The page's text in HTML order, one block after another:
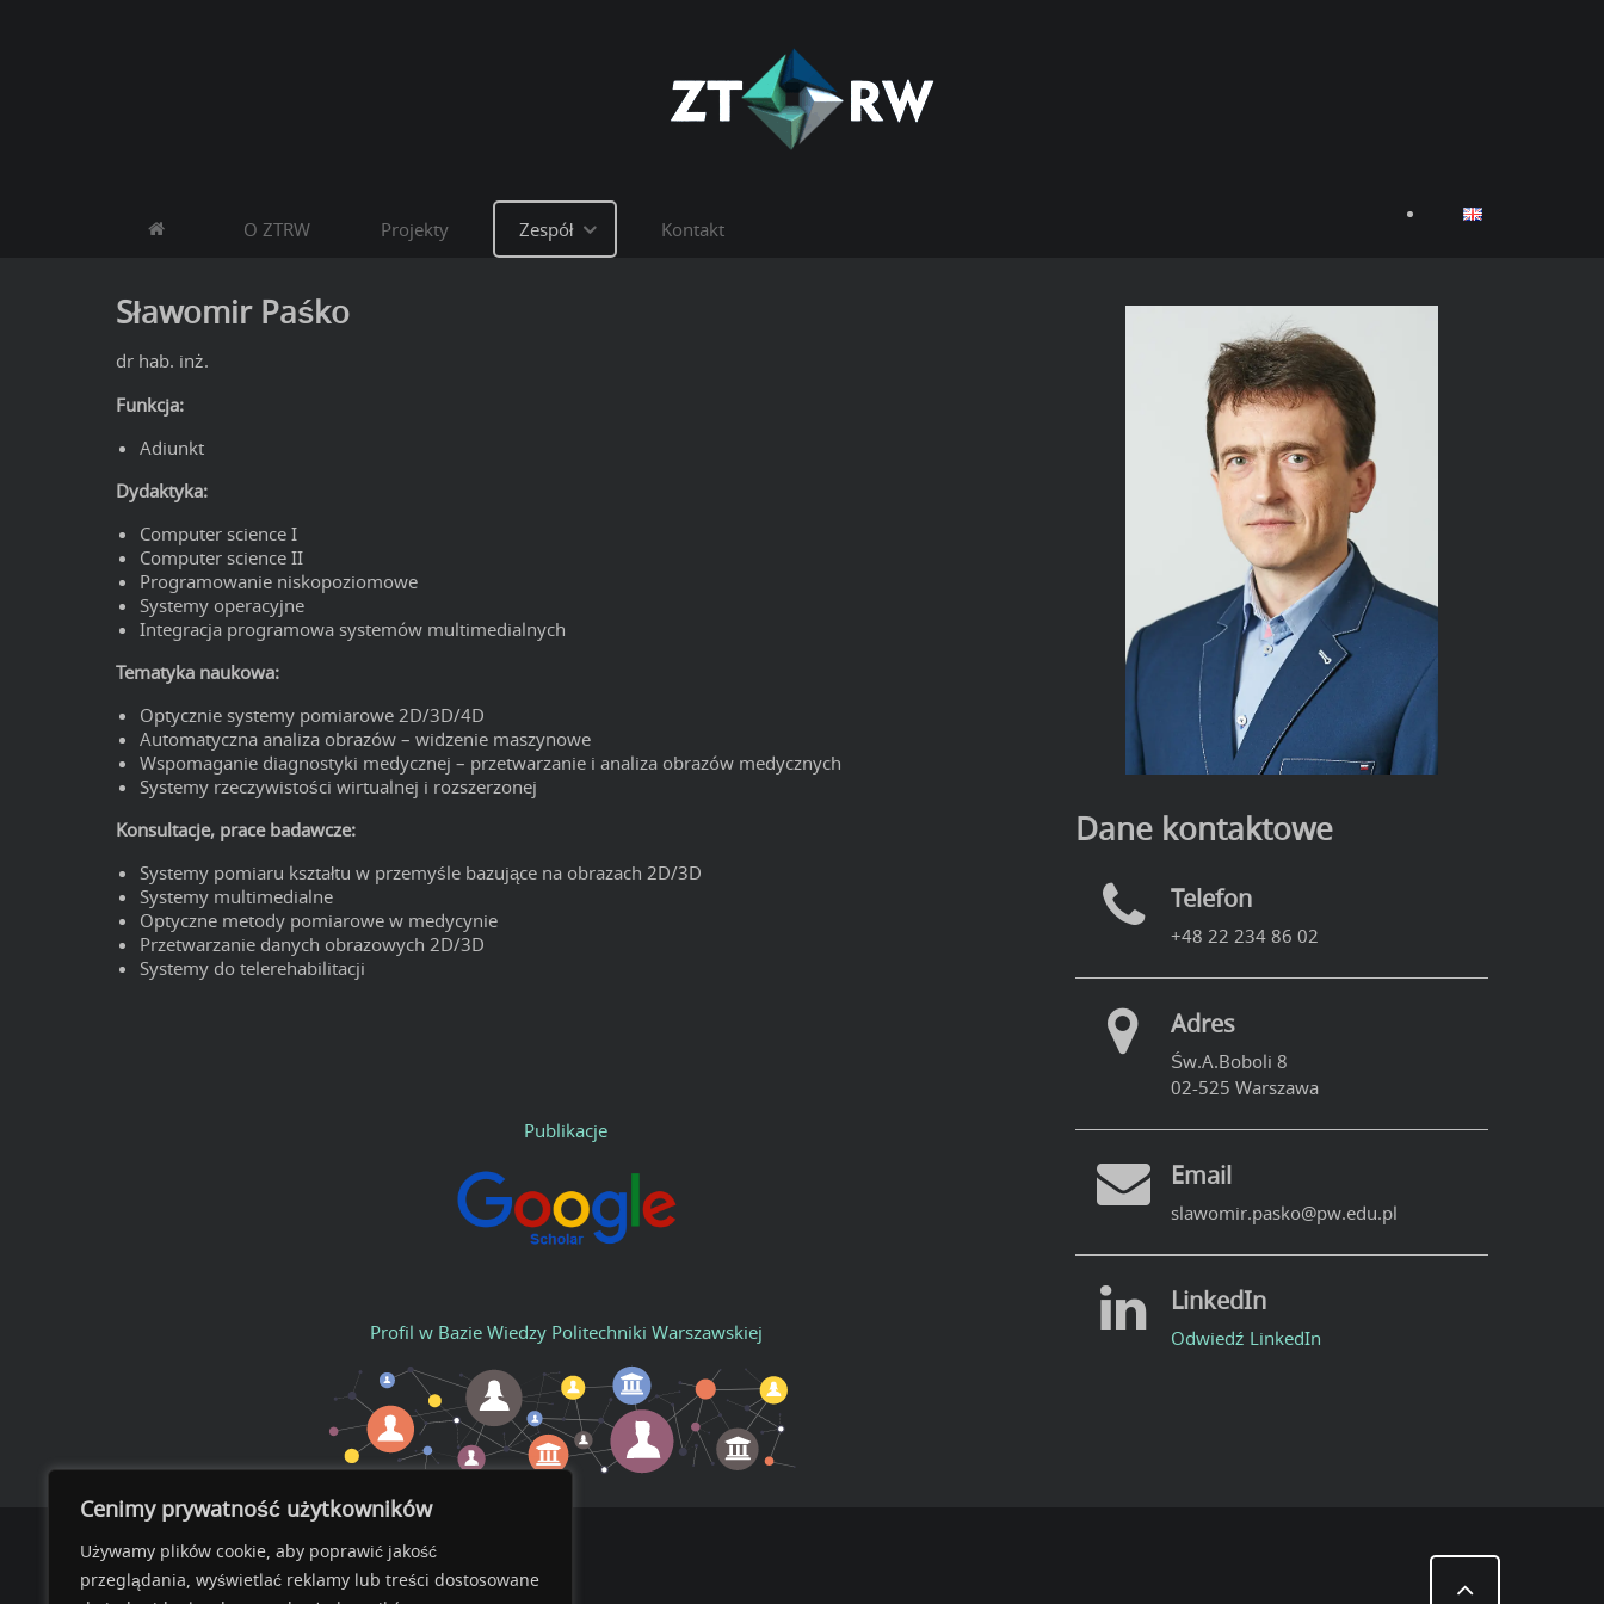
Cenimy prywatność użytkowników
Używamy plików cookie, aby poprawić jakość
przeglądania, wyświetlać reklamy lub treści dostosowane
O ZTRW Projekty Zespół Kontakt
Sławomir Paśko
dr hab. inż.
Funkcja:
Adiunkt
Dydaktyka:
Computer science I
Computer science II
Programowanie niskopoziomowe
Systemy operacyjne
Integracja programowa systemów multimedialnych
Tematyka naukowa:
Optycznie systemy pomiarowe 2D/3D/4D
Automatyczna analiza obrazów – widzenie maszynowe
Wspomaganie diagnostyki medycznej – przetwarzanie i analiza obrazów medycznych
Systemy rzeczywistości wirtualnej i rozszerzonej
Konsultacje, prace badawcze:
Systemy pomiaru kształtu w przemyśle bazujące na obrazach 2D/3D
Systemy multimedialne
Optyczne metody pomiarowe w medycynie
Przetwarzanie danych obrazowych 2D/3D
Systemy do telerehabilitacji
Publikacje
Profil w Bazie Wiedzy Politechniki Warszawskiej
Dane kontaktowe
Telefon
+48 22 234 86 02
Adres
Św.A.Boboli 8
02-525 Warszawa
Email
slawomir.pasko@pw.edu.pl
LinkedIn
Odwiedź LinkedIn